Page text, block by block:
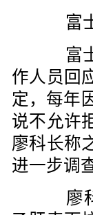
富士
富士
作人员回
定，每年
说不允许
廖科长称
进一步调
廖科